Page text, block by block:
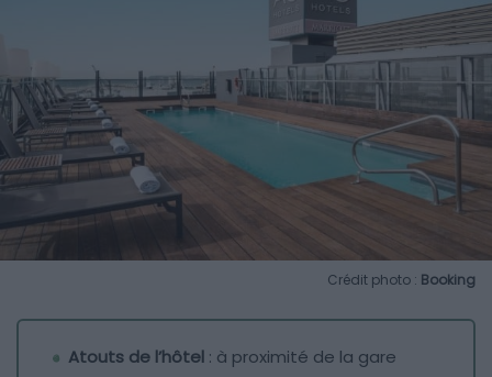
Crédit photo : Booking
Atouts de l’hôtel : à proximité de la gare